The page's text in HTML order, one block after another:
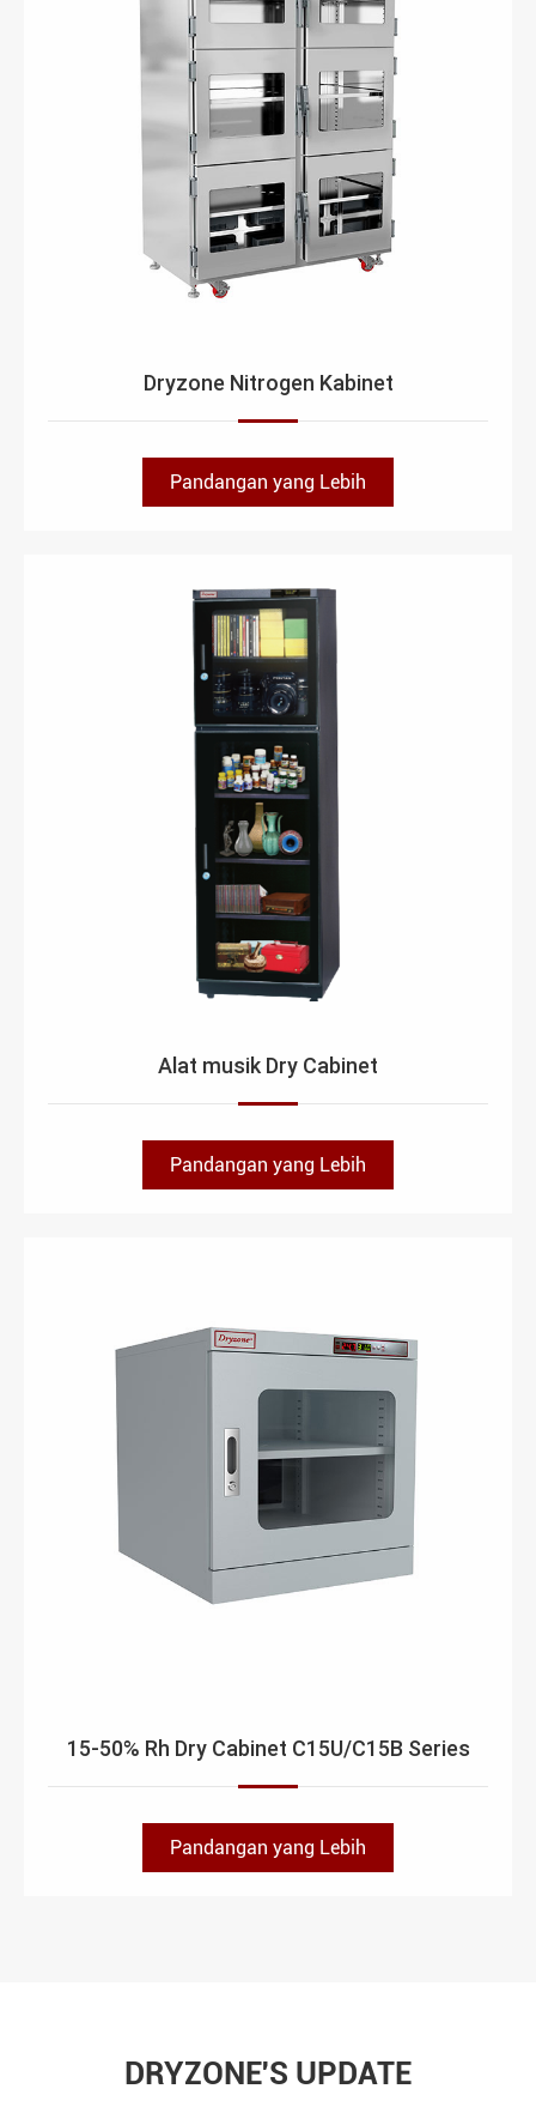
Dryzone Nitrogen Kabinet
Pandangan yang Lebih
Alat musik Dry Cabinet
Pandangan yang Lebih
15-50% Rh Dry Cabinet C15U/C15B Series
Pandangan yang Lebih
DRYZONE'S UPDATE